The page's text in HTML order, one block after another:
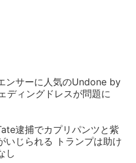
ンサーに人気のUndone by
ディングドレスが問題に
逮捕でカプリパンツと紫
いじられる トランプは助け
し